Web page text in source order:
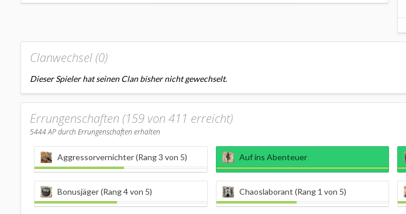
Clanwechsel (0)
Dieser Spieler hat seinen Clan bisher nicht gewechselt.
Errungenschaften (159 von 411 erreicht)
5444AP durch Errungenschaften erhalten
Aggressorvernichter (Rang 3 von 5) Auf ins Abenteuer
Bonusjäger (Rang 4 von 5) Chaoslaborant (Rang 1 von 5)